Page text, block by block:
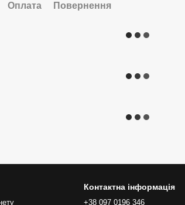
Оплата Повернення
Контактна інформація
+38 097 0196 346